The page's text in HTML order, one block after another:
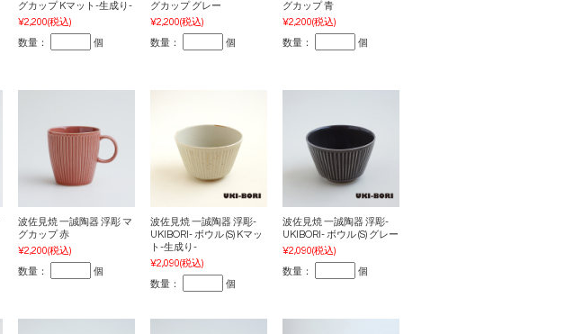
グカップ Kマット-生成り-
¥2,200(税込)
数量： 個
グカップ グレー
¥2,200(税込)
数量： 個
グカップ 青
¥2,200(税込)
数量： 個
波佐見焼 一誠陶器 浮彫 マ
グカップ 赤
¥2,200(税込)
数量： 個
波佐見焼 一誠陶器 浮彫-
UKIBORI- ボウル (S) Kマッ
ト-生成り-
¥2,090(税込)
数量： 個
波佐見焼 一誠陶器 浮彫-
UKIBORI- ボウル (S) グレー
¥2,090(税込)
数量： 個